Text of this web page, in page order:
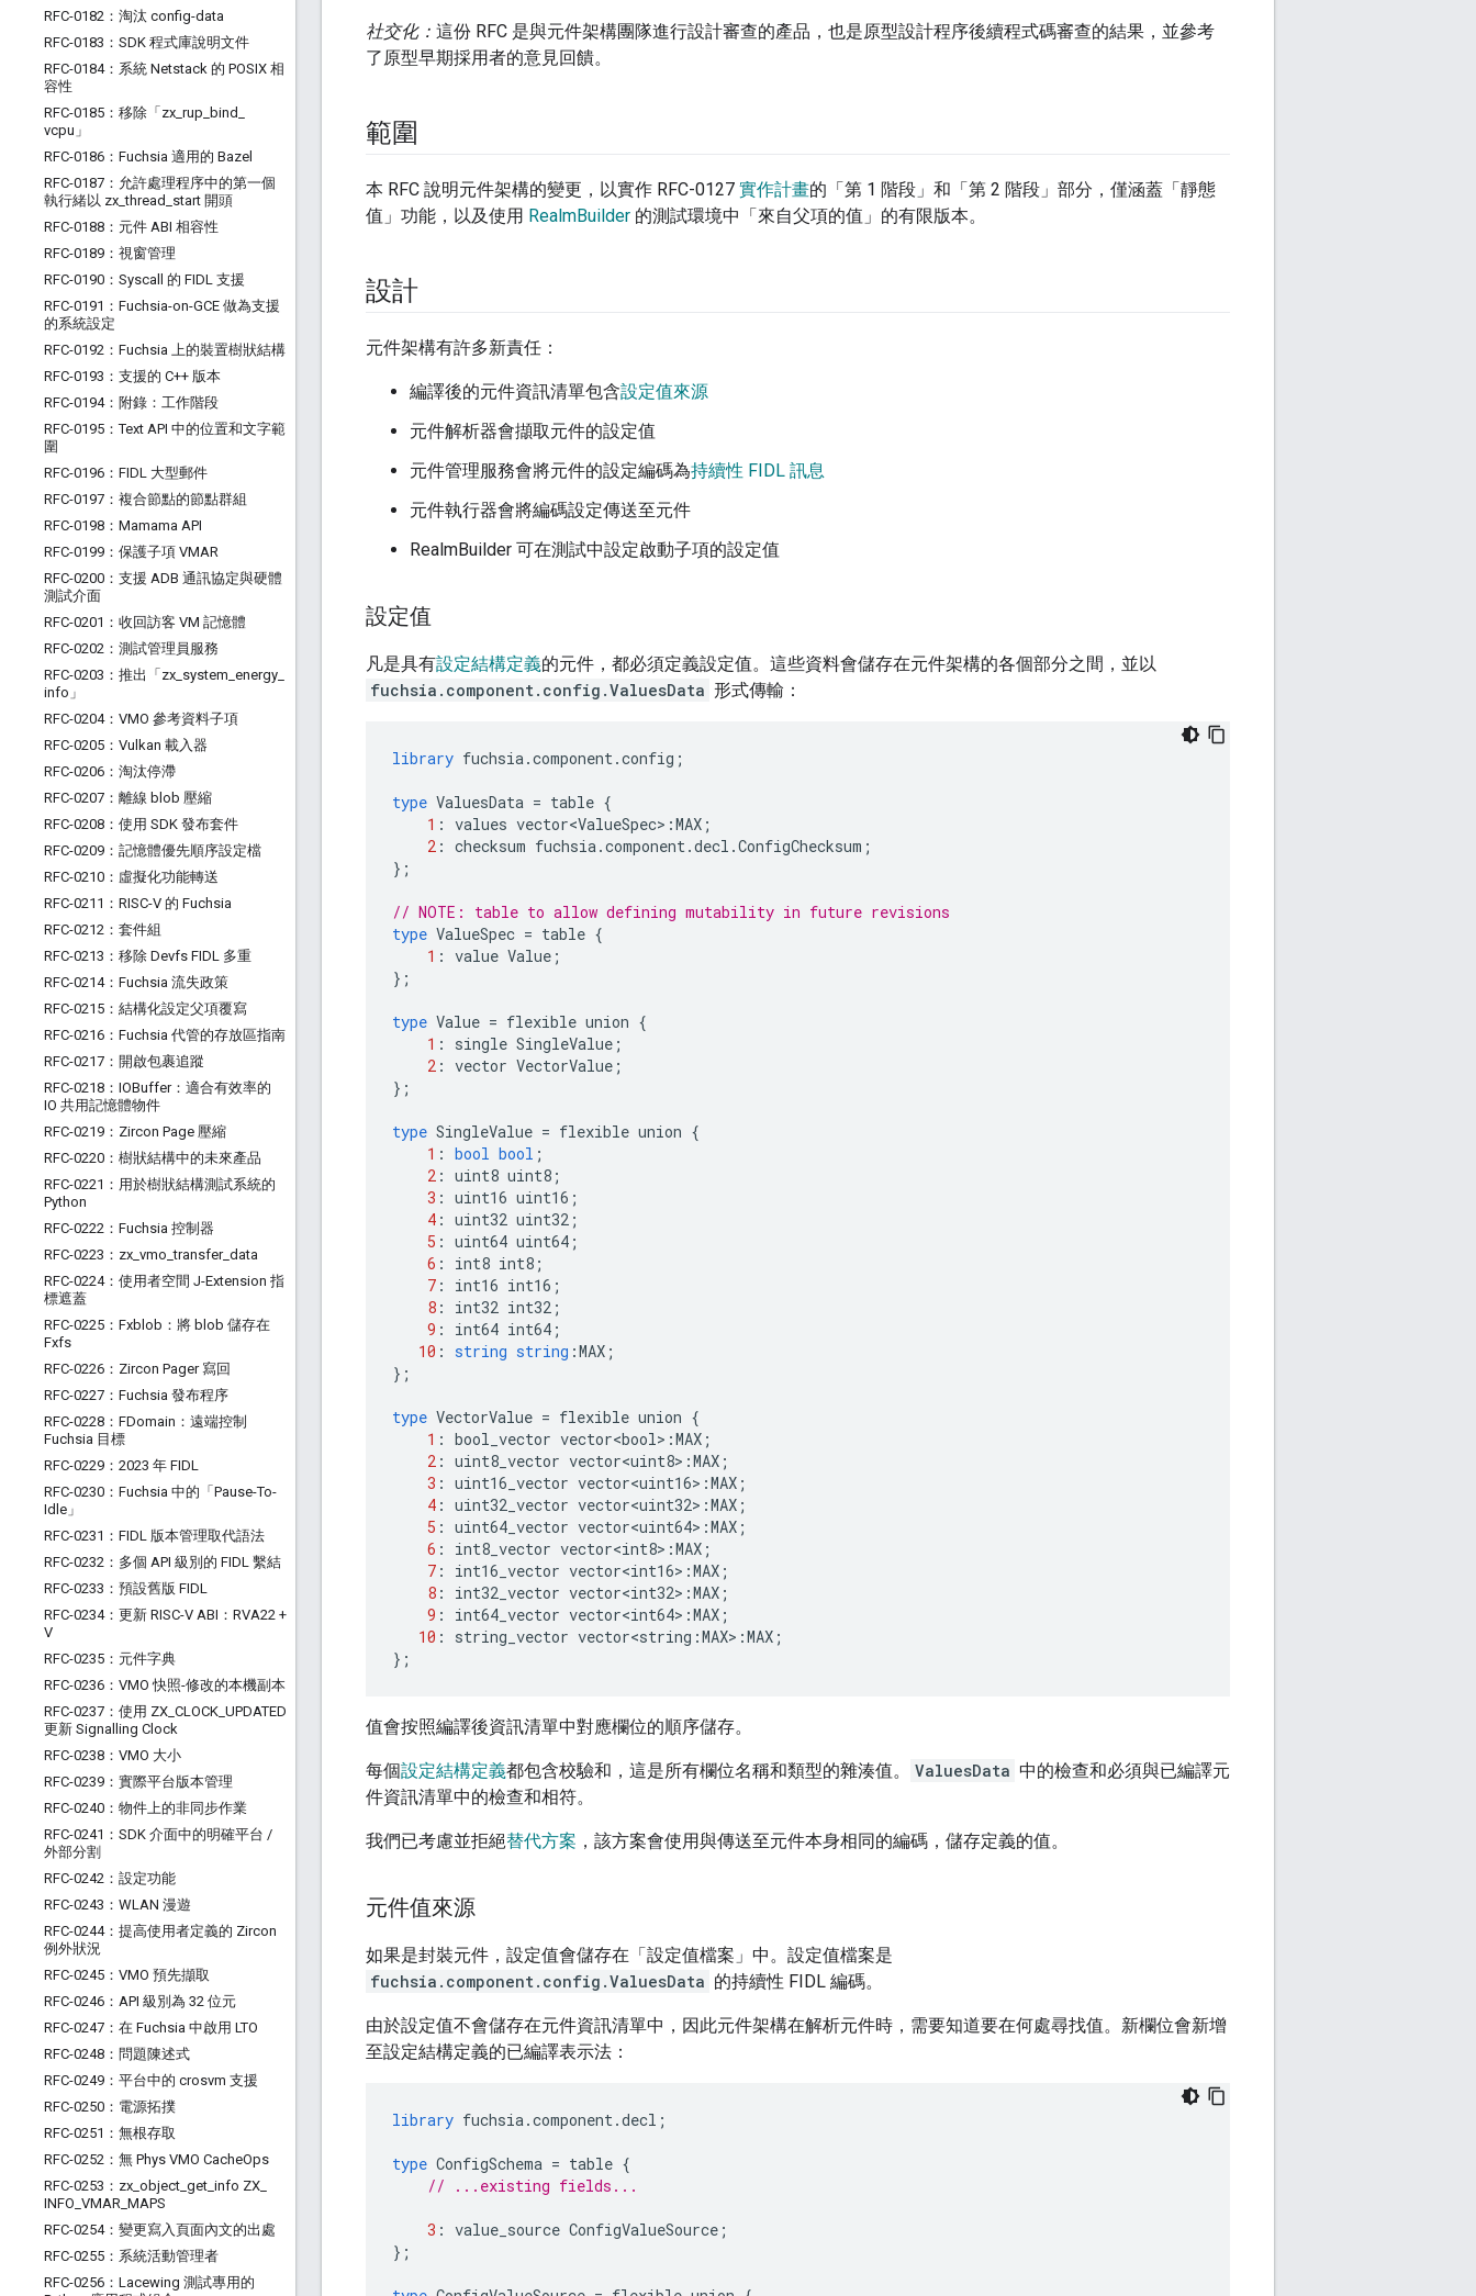
RFC-0182：淘汰 config-data
RFC-0183：SDK 程式庫說明文件
RFC-0184：系統 Netstack 的 POSIX 相
容性
RFC-0185：移除「zx rup bind
vcpu」
RFC-0186：Fuchsia 適用的 Bazel
RFC-0187：允許處理程序中的第一個
執行緒以 zx _thread start 開頭
RFC-0188：元件 ABI 相容性
RFC-0189：視窗管理
RFC-0190：Syscall 的 FIDL 支援
RFC-0191：Fuchsia-on-GCE 做為支援
的系統設定
RFC-0192：Fuchsia 上的裝置樹狀結構
RFC-0193：支援的 C++ 版本
RFC-0194：附錄：工作階段
RFC-0195：Text API 中的位置和文字範
圍
RFC-0196：FIDL 大型郵件
RFC-0197：複合節點的節點群組
RFC-0198：Mamama API
RFC-0199：保護子項 VMAR
RFC-0200：支援 ADB 通訊協定與硬體
測試介面
RFC-0201：收回訪客 VM 記憶體
RFC-0202：測試管理員服務
RFC-0203：推出「zx system energy
info」
RFC-0204：VMO 參考資料子項
RFC-0205：Vulkan 載入器
RFC-0206：淘汰停滯
RFC-0207：離線 blob 壓縮
RFC-0208：使用 SDK 發布套件
RFC-0209：記憶體優先順序設定檔
RFC-0210：虛擬化功能轉送
RFC-0211：RISC-V 的 Fuchsia
RFC-0212：套件組
RFC-0213：移除 Devfs FIDL 多重
RFC-0214：Fuchsia 流失政策
RFC-0215：結構化設定父項覆寫
RFC-0216：Fuchsia 代管的存放區指南
RFC-0217：開啟包裹追蹤
RFC-0218：IOBuffer：適合有效率的
IO 共用記憶體物件
RFC-0219：Zircon Page 壓縮
RFC-0220：樹狀結構中的未來產品
RFC-0221：用於樹狀結構測試系統的
Python
RFC-0222：Fuchsia 控制器
RFC-0223：zx vmo _transfer_ data
RFC-0224：使用者空間 J-Extension 指
標遮蓋
RFC-0225：Fxblob：將 blob 儲存在
Fxfs
RFC-0226：Zircon Pager 寫回
RFC-0227：Fuchsia 發布程序
RFC-0228：FDomain：遠端控制
Fuchsia 目標
RFC-0229：2023 年 FIDL
RFC-0230：Fuchsia 中的「Pause-To-
Idle」
RFC-0231：FIDL 版本管理取代語法
RFC-0232：多個 API 級別的 FIDL 繫結
RFC-0233：預設舊版 FIDL
RFC-0234：更新 RISC-V ABI：RVA22 +
V
RFC-0235：元件字典
RFC-0236：VMO 快照-修改的本機副本
RFC-0237：使用 ZX CLOCK UPDATED
更新 Signalling Clock
RFC-0238：VMO 大小
RFC-0239：實際平台版本管理
RFC-0240：物件上的非同步作業
RFC-0241：SDK 介面中的明確平台 /
外部分割
RFC-0242：設定功能
RFC-0243：WLAN 漫遊
RFC-0244：提高使用者定義的 Zircon
例外狀況
RFC-0245：VMO 預先擷取
RFC-0246：API 級別為 32 位元
RFC-0247：在 Fuchsia 中啟用 LTO
RFC-0248：問題陳述式
RFC-0249：平台中的 crosvm 支援
RFC-0250：電源拓撲
RFC-0251：無根存取
RFC-0252：無 Phys VMO CacheOps
RFC-0253：zx object get info ZX
INFO VMAR MAPS
RFC-0254：變更寫入頁面內文的出處
RFC-0255：系統活動管理者
RFC-0256：Lacewing 測試專用的
社交化： 這份 RFC 是與元件架構團隊進行設計審查的產品，也是原型設計程序後續程式碼審查的結果，並參考
了原型早期採用者的意見回饋。
範圍
本 RFC 說明元件架構的變更，以實作 RFC-0127 實作計畫的「第 1 階段」和「第 2 階段」部分，僅涵蓋「靜態
值」功能，以及使用 RealmBuilder 的測試環境中「來自父項的值」的有限版本。
設計
元件架構有許多新責任：
編譯後的元件資訊清單包含設定值來源
元件解析器會擷取元件的設定值
元件管理服務會將元件的設定編碼為持續性 FIDL 訊息
元件執行器會將編碼設定傳送至元件
RealmBuilder 可在測試中設定啟動子項的設定值
設定值
凡是具有設定結構定義的元件，都必須定義設定值。這些資料會儲存在元件架構的各個部分之間，並以
fuchsia.component.config.ValuesData 形式傳輸：
library fuchsia.component.config ;
type ValuesData = table {
1 : values vector<ValueSpec> :MAX ;
2 : checksum fuchsia.component.decl .ConfigChecksum ;
};
// NOTE: table to allow defining mutability in future revisions
type ValueSpec = table {
1 : value Value ;
};
type Value = flexible union {
1 : single SingleValue ;
2 : vector VectorValue ;
};
type SingleValue = flexible union {
1 : bool bool ;
2 : uint8 uint8 ;
3 : uint16 uint16 ;
4 : uint32 uint32 ;
5 : uint64 uint64 ;
6 : int8 int8 ;
7 : int16 int16 ;
8 : int32 int32 ;
9 : int64 int64 ;
10 : string string :MAX ;
};
type VectorValue = flexible union {
1 : bool_vector vector<bool> :MAX ;
2 : uint8_vector vector<uint8> :MAX ;
3 : uint16_vector vector<uint16> :MAX ;
4 : uint32_vector vector<uint32> :MAX ;
5 : uint64_vector vector<uint64> :MAX ;
6 : int8_vector vector<int8> :MAX ;
7 : int16_vector vector<int16> :MAX ;
8 : int32_vector vector<int32> :MAX ;
9 : int64_vector vector<int64> :MAX ;
10 : string_vector vector<string :MAX> :MAX ;
};
值會按照編譯後資訊清單中對應欄位的順序儲存。
每個設定結構定義都包含校驗和，這是所有欄位名稱和類型的雜湊值。 ValuesData 中的檢查和必須與已編譯元
件資訊清單中的檢查和相符。
我們已考慮並拒絕替代方案 ，該方案會使用與傳送至元件本身相同的編碼，儲存定義的值。
元件值來源
如果是封裝元件，設定值會儲存在「設定值檔案」中。設定值檔案是
fuchsia.component.config.ValuesData 的持續性 FIDL 編碼。
由於設定值不會儲存在元件資訊清單中，因此元件架構在解析元件時，需要知道要在何處尋找值。新欄位會新增
至設定結構定義的已編譯表示法：
library fuchsia.component.decl ;
type ConfigSchema = table {
// ...existing fields...
3 : value_source ConfigValueSource ;
};